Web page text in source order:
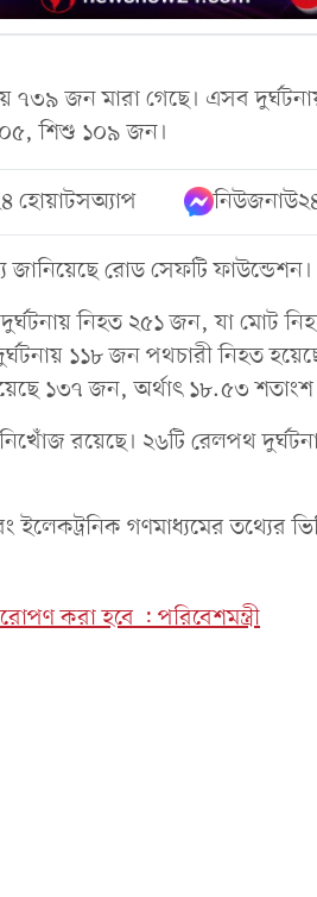
৭৩৯ জন মারা গেছে। এসব
শিশু ১০৯ জন।
হোয়াটসঅ্যাপ
রোড সেফটি ফাউন্ডেশন।
নিহত ২৫১ জন, যা মোট
১১৮ জন পথচারী নিহত
১৩৭ জন, অর্থাৎ ১৮.৫৩
রয়েছে। ২৬টি রেলপথ
গণমাধ্যমের তথ্যের
করা হবে : পরিবেশমন্ত্রী